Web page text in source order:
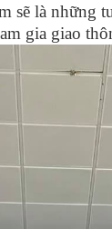
sẽ là những
gia giao